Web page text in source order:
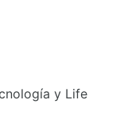
y Life